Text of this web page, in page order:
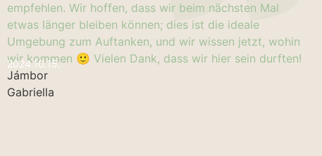
empfehlen. Wir hoffen, dass wir beim nächsten Mal
etwas länger bleiben können; dies ist die ideale
Umgebung zum Auftanken, und wir wissen jetzt, wohin
wir kommen 🙂 Vielen Dank, dass wir hier sein durften!
Jámbor
Gabriella
2024.10.15.